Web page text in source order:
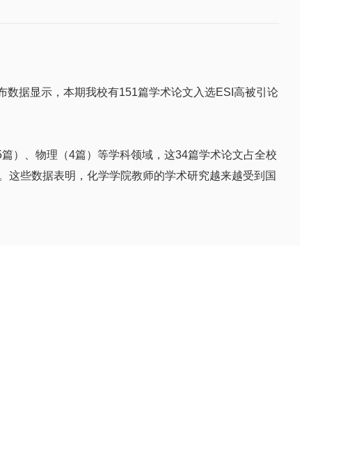
据显示，本期我校有151篇学术论文入选ESI高被引论
、物理（4篇）等学科领域，这34篇学术论文占全校
这些数据表明，化学学院教师的学术研究越来越受到国